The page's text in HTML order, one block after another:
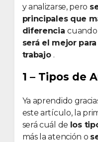
y analizarse, pero
principales que
diferenciacuando
será el mejor
trabajo .
1 – Tipos de
Ya aprendido
este artículo, la
será cuál de los
más la atención o